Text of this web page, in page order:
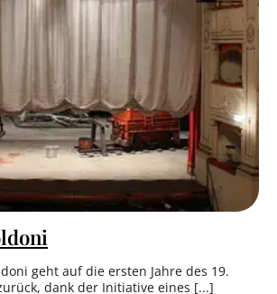
geht auf die ersten Jahre des 19.
dank der Initiative eines [...]